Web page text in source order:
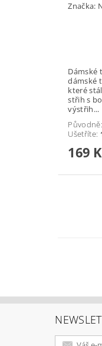
Značka:
Dámské
dámské
které stále
střih s bočními
výstřih...
Ušetříte:
169